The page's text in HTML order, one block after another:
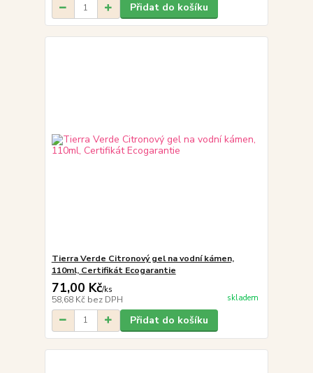
Přidat do košíku
Tierra Verde Citronový gel na vodní kámen,
110ml, Certifikát Ecogarantie
71,00 Kč/ks
58,68 Kč bez DPH skladem
Přidat do košíku